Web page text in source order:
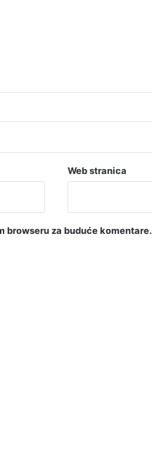
Web stranica
browseru za buduće komentare.